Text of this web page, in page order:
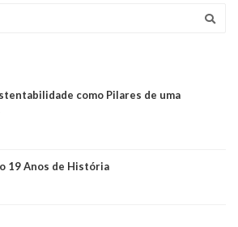
como Pilares de uma
19 Anos de História